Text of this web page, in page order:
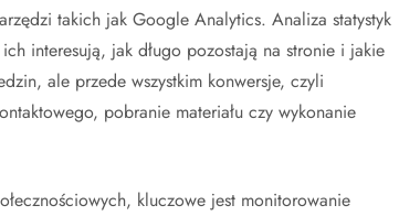
takich jak Google Analytics. Analiza statystyk
interesują, jak długo pozostają na stronie i jakie
ale przede wszystkim konwersje, czyli
pobranie materiału czy wykonanie
kluczowe jest monitorowanie